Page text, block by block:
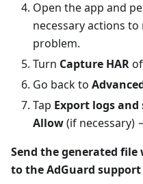
Open the app and
necessary actions
problem.
Turn Capture HAR
Go back to
Tap Export logs
Allow(if necessary)
Send the generated
to the AdGuard support